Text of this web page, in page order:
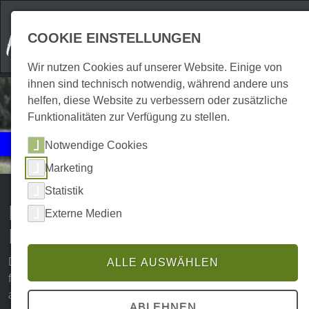
Events
Natur | Exkursionen
Natur erleben | Tagestouren im
Harz
Das Wandern in der atemberaubenden Harzer Natur ist
für viele Abenteuerlustige und Naturliebhaber ein
abwechslungsreiches Urlaubserlebnis. Obwohl die
COOKIE EINSTELLUNGEN
Wir nutzen Cookies auf unserer Website. Einige von
ihnen sind technisch notwendig, während andere uns
helfen, diese Website zu verbessern oder zusätzliche
Funktionalitäten zur Verfügung zu stellen.
Notwendige Cookies
Marketing
Statistik
Externe Medien
ALLE AUSWÄHLEN